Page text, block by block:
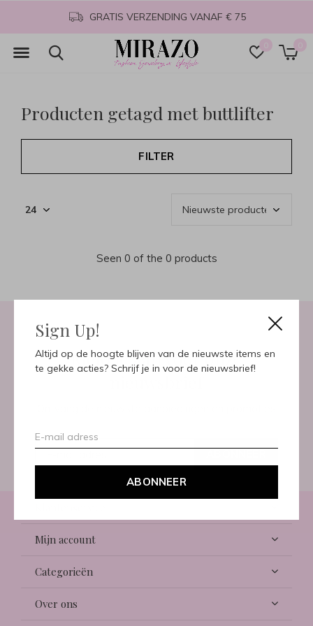
Sign Up!
Altijd op de hoogte blijven van de nieuwste items en
te gekke acties? Schrijf je in voor de nieuwsbrief!
ABONNEER
0 0
GRATIS VERZENDING VANAF € 75
Producten getagd met buttlifter
FILTER
Seen 0 of the 0 products
Meld je aan voor onze
nieuwsbrief
Mijn account
Categorieën
Over ons